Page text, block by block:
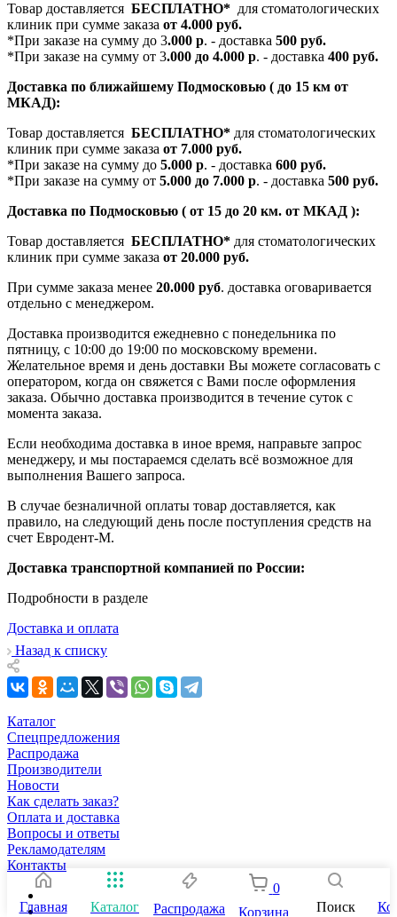
Товар доставляется БЕСПЛАТНО* для стоматологических
клиник при сумме заказа от 4.000 руб.
*При заказе на сумму до 3.000 р. - доставка 500 руб.
*При заказе на сумму от 3.000 до 4.000 р. - доставка 400 руб.
Доставка по ближайшему Подмосковью ( до 15 км от
МКАД):
Товар доставляется БЕСПЛАТНО* для стоматологических
клиник при сумме заказа от 7.000 руб.
*При заказе на сумму до 5.000 р. - доставка 600 руб.
*При заказе на сумму от 5.000 до 7.000 р. - доставка 500 руб.
Доставка по Подмосковью ( от 15 до 20 км. от МКАД ):
Товар доставляется БЕСПЛАТНО* для стоматологических
клиник при сумме заказа от 20.000 руб.
При сумме заказа менее 20.000 руб. доставка оговаривается
отдельно с менеджером.
Доставка производится ежедневно с понедельника по
пятницу, с 10:00 до 19:00 по московскому времени.
Желательное время и день доставки Вы можете согласовать с
оператором, когда он свяжется с Вами после оформления
заказа. Обычно доставка производится в течение суток с
момента заказа.
Если необходима доставка в иное время, направьте запрос
менеджеру, и мы постараемся сделать всё возможное для
выполнения Вашего запроса.
В случае безналичной оплаты товар доставляется, как
правило, на следующий день после поступления средств на
счет Евродент-М.
Доставка транспортной компанией по России:
Подробности в разделе
Доставка и оплата
Назад к списку
Каталог
Спецпредложения
Распродажа
Производители
Новости
Как сделать заказ?
Оплата и доставка
Вопросы и ответы
Рекламодателям
Контакты
Главная Каталог Распродажа
0
Корзина
Поиск